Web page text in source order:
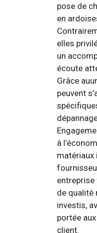
pose de
en
elles
un
écoute
Grâce
peuvent
à
entreprise
de qualité
investis,
portée
client.